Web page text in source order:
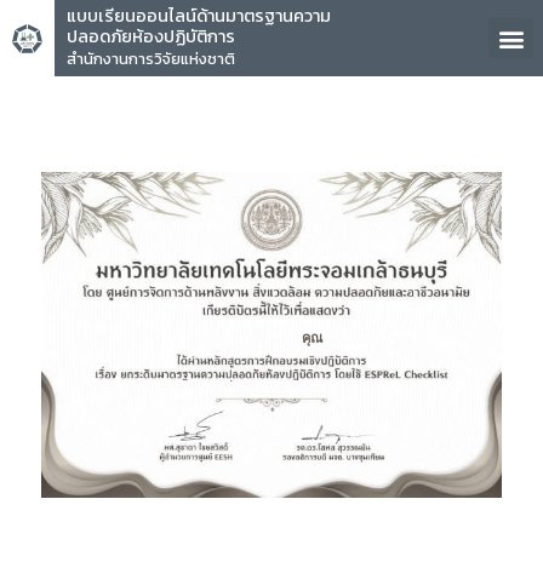
แบบเรียนออนไลน์ด้านมาตรฐานความ
ปลอดภัยห้องปฏิบัติการ
สำนักงานการวิจัยแห่งชาติ
คุณ